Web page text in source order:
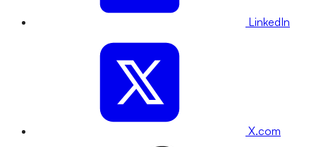
LinkedIn
X.com